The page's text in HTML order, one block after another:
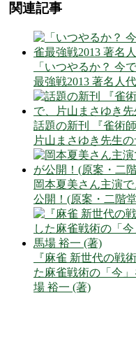
関連記事
「いつやるか？ 今
最強戦2013 著名人
話題の新刊 『雀術
片山まさゆき先生
岡本夏美さん主演
公開！(原案・二階
『麻雀 新世代の戦
た麻雀戦術の「今
場 裕一 (著)